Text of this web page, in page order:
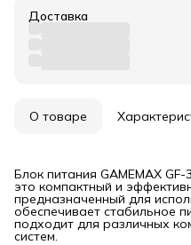
Доставка
О товаре
Блок питания GAMEMAX
это компактный и
предназначенный для
обеспечивает стабильное
подходит для различных
систем.